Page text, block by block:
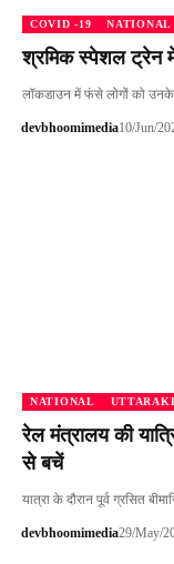
COVID -19 NATIONAL
श्रमिक स्पेशल ट्रेन
लॉकडाउन में फंसे लोगों को उनके
devbhoomimedia10/Jun/
NATIONAL
रेल मंत्रालय की
से बचें
यात्रा के दौरान पूर्व ग्रसित
devbhoomimedia29/May/